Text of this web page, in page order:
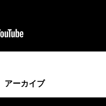
アーカイブ